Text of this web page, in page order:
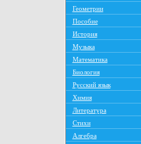
Геометрии
Пособие
История
Музыка
Математика
Биология
Русский язык
Химия
Литература
Стихи
Алгебра